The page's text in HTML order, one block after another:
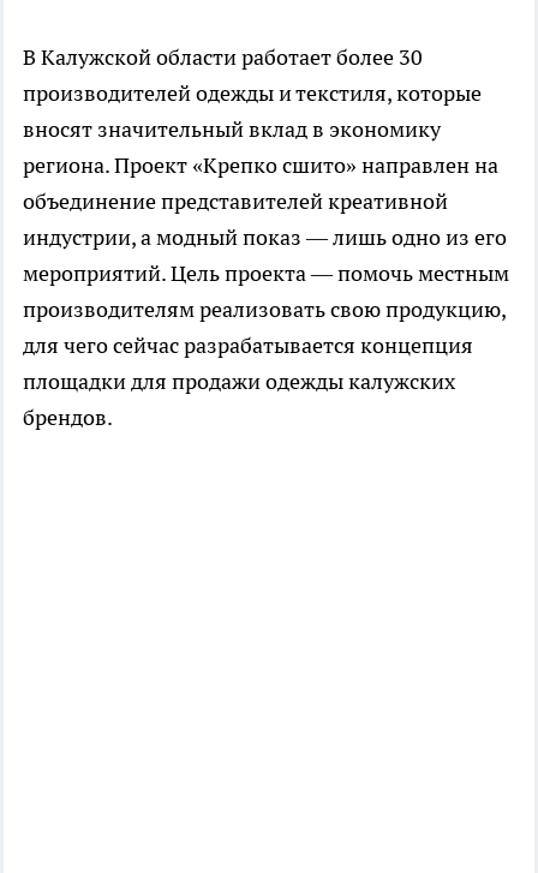
В Калужской области работает более 30
производителей одежды и текстиля, которые
вносят значительный вклад в экономику
региона. Проект «Крепко сшито» направлен на
объединение представителей креативной
индустрии, а модный показ — лишь одно из его
мероприятий. Цель проекта — помочь местным
производителям реализовать свою продукцию,
для чего сейчас разрабатывается концепция
площадки для продажи одежды калужских
брендов.